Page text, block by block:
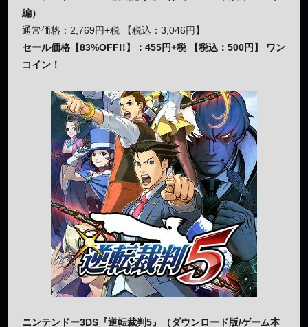
編）
通常価格：2,769円+税 【税込：3,046円】
セール価格【83%OFF!!】：455円+税 【税込：500円】 ワン
コイン！
ニンテンドー3DS『逆転裁判5』（ダウンロード版/ゲーム本